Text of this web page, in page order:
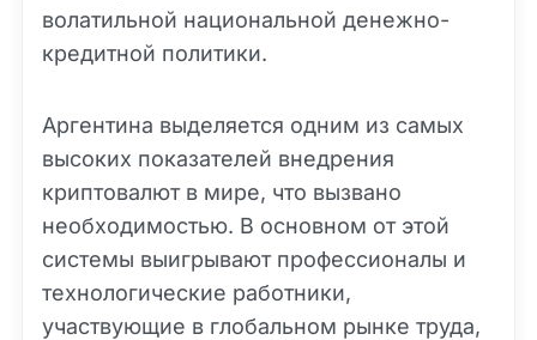
волатильной национальной денежно-
кредитной политики.
Аргентина выделяется одним из самых
высоких показателей внедрения
криптовалют в мире, что вызвано
необходимостью. В основном от этой
системы выигрывают профессионалы и
технологические работники,
участвующие в глобальном рынке труда,